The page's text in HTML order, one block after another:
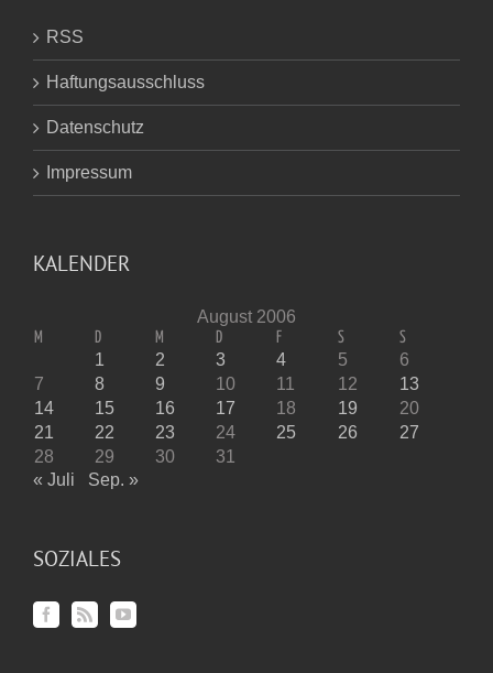
RSS
Haftungsausschluss
Datenschutz
Impressum
KALENDER
August 2006
M D M D F S S
1 2 3 4 5
6
7
8 9 10 11 12
13
14
15 16 17 18 19
20
21
22 23 24 25 26
27
28
29 30
31
« Juli
Sep. »
SOZIALES